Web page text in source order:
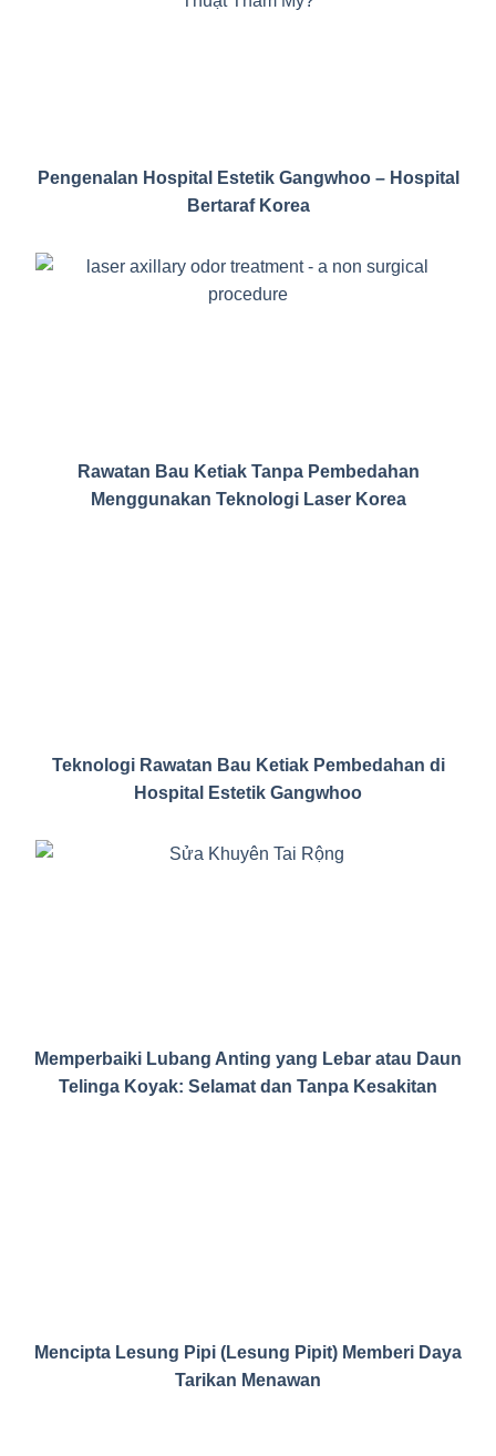
Pengenalan Hospital Estetik Gangwhoo – Hospital
Bertaraf Korea
Rawatan Bau Ketiak Tanpa Pembedahan
Menggunakan Teknologi Laser Korea
Teknologi Rawatan Bau Ketiak Pembedahan di
Hospital Estetik Gangwhoo
Memperbaiki Lubang Anting yang Lebar atau Daun
Telinga Koyak: Selamat dan Tanpa Kesakitan
Mencipta Lesung Pipi (Lesung Pipit) Memberi Daya
Tarikan Menawan